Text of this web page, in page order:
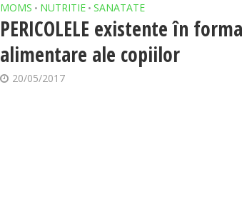
MOMS • NUTRITIE • SANATATE
PERICOLELE existente în
alimentare ale copiilor
20/05/2017